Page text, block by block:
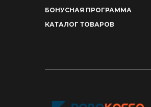
БОНУСНАЯ ПРОГРАММА
КАТАЛОГ ТОВАРОВ